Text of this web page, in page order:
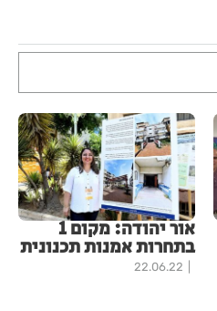
אור יהודה: מקום 1
בתחרות אמנות תכנונית
22.06.22